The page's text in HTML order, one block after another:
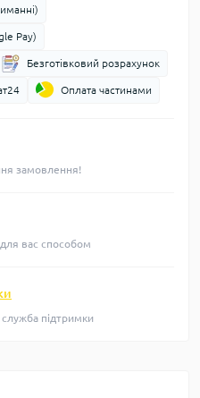
Pay)
Безготівковий розрахунок
Оплата частинами
замовлення!
вас способом
підтримки